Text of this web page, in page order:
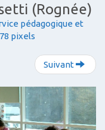
e
n
i
g
a
t
i
o
(Rognée)
pédagogique et
pixels
Suivant